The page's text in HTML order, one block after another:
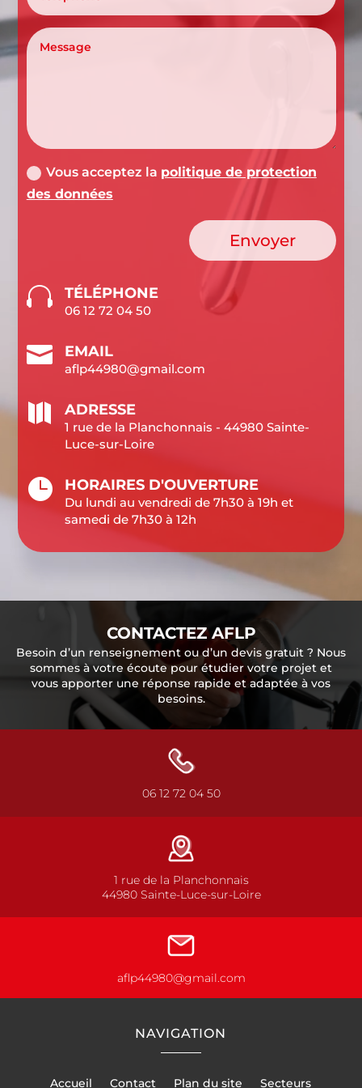
Vous acceptez la politique de protection
des données
Envoyer
 TÉLÉPHONE
06 12 72 04 50
 EMAIL
aflp44980@gmail.com
 ADRESSE
1 rue de la Planchonnais - 44980 Sainte-
Luce-sur-Loire
 HORAIRES D'OUVERTURE
Du lundi au vendredi de 7h30 à 19h et
samedi de 7h30 à 12h
CONTACTEZ AFLP
Besoin d’un renseignement ou d’un devis gratuit ? Nous
sommes à votre écoute pour étudier votre projet et
vous apporter une réponse rapide et adaptée à vos
besoins.
06 12 72 04 50
1 rue de la Planchonnais
44980 Sainte-Luce-sur-Loire
aflp44980@gmail.com
NAVIGATION
Accueil Contact Plan du site Secteurs